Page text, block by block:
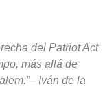
del Patriot Act
más allá de
– Iván de la